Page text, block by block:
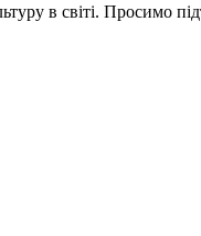
в світі. Просимо